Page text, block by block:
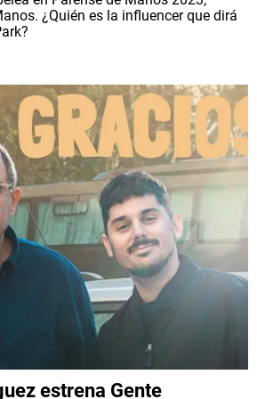
¿Quién es la influencer que dirá
estrena Gente